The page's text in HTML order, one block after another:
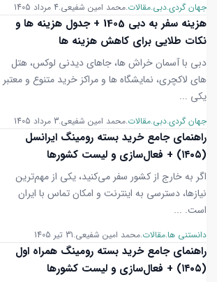
جهان گردیدبی مقالات محمد امین شفیعی 4 مرداد 1405
هزینه سفر به دبی 1405 + جدول هزینه‌ ها و
نکات طلایی برای کاهش هزینه ‌ها
دبی با آسمان خراش ها، جاهای دیدنی لوکس، هتل
های لاکچری، نمایشگاه ها و مراکز خرید متنوع و معتبر
یکی ...
جهان گردیدبی مقالات محمد امین شفیعی 3 مرداد 1405
راهنمای جامع خرید بسته رومینگ ایرانسل
(۱۴۰۵) + فعال‌سازی و لیست کشورها
اگر به خارج از کشور سفر می‌کنید، یکی از مهم‌ترین
نیازها، دسترسی به اینترنت و امکان تماس با ایران
است. ...
دانستنی هامقالات محمد امین شفیعی 31 تیر 1405
راهنمای جامع خرید بسته رومینگ همراه اول
(۱۴۰۵) + فعال‌سازی و لیست کشورها